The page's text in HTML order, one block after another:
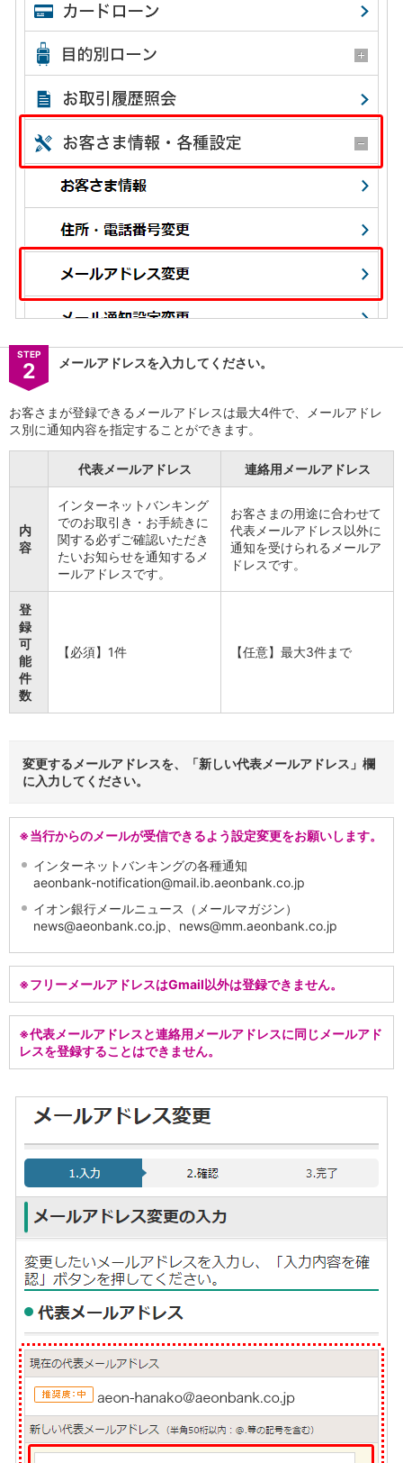
国内旅行傷害保険
スマホ保険
傷害保険
介護保険
カード
クレジットカード
デビットカード
インターネットバンキング
アプリ
イオン銀行アプリTOP
通帳アプリ
イオン銀行PayB
イオングループアプリ
支払・入金・サービス
AEON Pay
口座振替サービス
自動入金サービス
WEB即時決済サービス
スマホ決済アプリ
公営競技
Myステージ
相続・税務のご相談
電子マネーWAON
セキュリティ
インボイス
その他サービス
手数料
金利
キャンペーン
店舗・ATM
店舗
北海道・東北
岩手県
宮城県
山形県
関東／北陸・甲信越
茨城県
栃木県
群馬県
埼玉県
東京都
神奈川県
新潟県
富山県
石川県
長野県
愛知県
三重県
滋賀県
京都府
大阪府
兵庫県
奈良県
和歌山県
中国／四国
岡山県
広島県
徳島県
香川県
愛媛県
STEP
2 メールアドレスを入力してください。
お客さまが登録できるメールアドレスは最大4件で、メールアドレ
ス別に通知内容を指定することができます。
代表メールアドレス 連絡用メールアドレス
内
容
インターネットバンキング
でのお取引き・お手続きに
関する必ずご確認いただき
たいお知らせを通知するメ
ールアドレスです。
お客さまの用途に合わせて
代表メールアドレス以外に
通知を受けられるメールア
ドレスです。
登
録
可
能
件
数
【必須】1件 【任意】最大3件まで
変更するメールアドレスを、「新しい代表メールアドレス」欄
に入力してください。
※当行からのメールが受信できるよう設定変更をお願いします。
インターネットバンキングの各種通知
aeonbank-notification@mail.ib.aeonbank.co.jp
イオン銀行メールニュース（メールマガジン）
news@aeonbank.co.jp、news@mm.aeonbank.co.jp
※フリーメールアドレスはGmail以外は登録できません。
※代表メールアドレスと連絡用メールアドレスに同じメールアド
レスを登録することはできません。